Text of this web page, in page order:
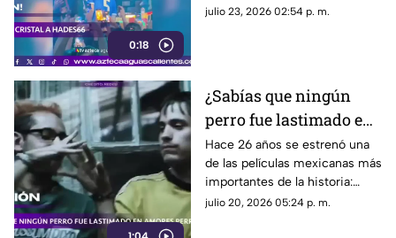
0:18
Mallorca, España, luego de que
julio 23, 2026 02:54 p. m.
¿Sabías que ningún
perro fue lastimado en
la película Amores
Perros?
Hace 26 años se estrenó una
de las películas mexicanas más
importantes de la historia:
Amores Perros
julio 20, 2026 05:24 p. m.